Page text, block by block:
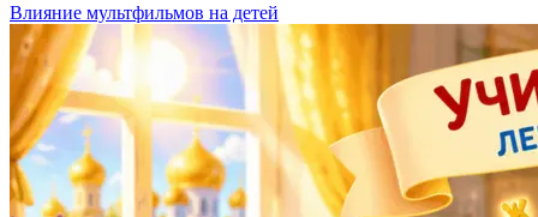
Влияние мультфильмов на детей